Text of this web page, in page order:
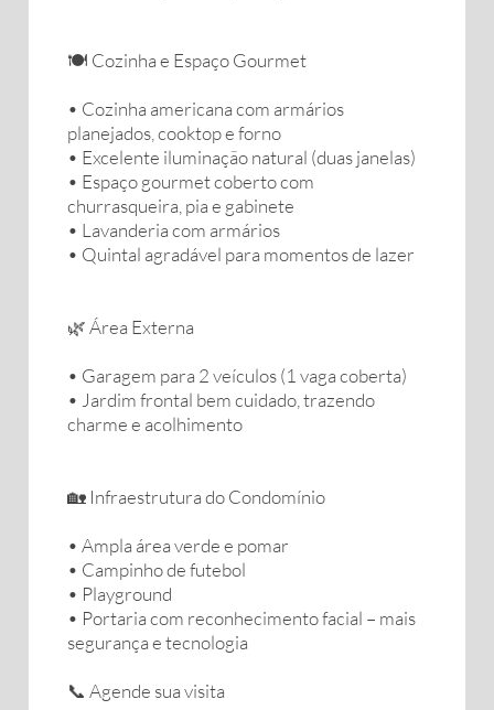
🍽️ Cozinha e Espaço Gourmet
• Cozinha americana com armários
planejados, cooktop e forno
• Excelente iluminação natural (duas janelas)
• Espaço gourmet coberto com
churrasqueira, pia e gabinete
• Lavanderia com armários
• Quintal agradável para momentos de lazer
🌿 Área Externa
• Garagem para 2 veículos (1 vaga coberta)
• Jardim frontal bem cuidado, trazendo
charme e acolhimento
🏡 Infraestrutura do Condomínio
• Ampla área verde e pomar
• Campinho de futebol
• Playground
• Portaria com reconhecimento facial – mais
segurança e tecnologia
📞 Agende sua visita